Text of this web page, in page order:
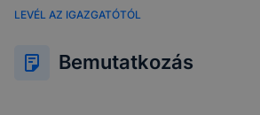
LEVÉL AZ IGAZGATÓTÓL
Bemutatkozás